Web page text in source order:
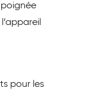
poignée
pour les